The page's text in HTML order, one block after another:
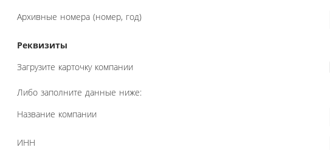
Архивные номера (номер, год)
Реквизиты
Загрузите карточку компании
Либо заполните данные ниже:
Название компании
ИНН